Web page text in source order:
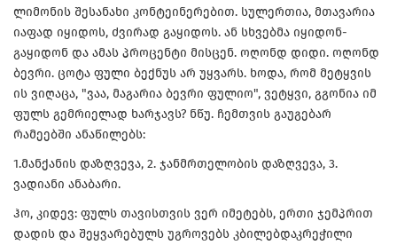
ლიმონის შესანახი კონტეინერებით. სულერთია, მთავარია
იაფად იყიდოს, ძვირად გაყიდოს. ან სხვებმა იყიდონ-
გაყიდონ და ამას პროცენტი მისცენ. ოღონდ დიდი. ოღონდ
ბევრი. ცოტა ფული ბექნუს არ უყვარს. ხოდა, რომ მეტყვის
ის ვიღაცა, "ვაა, მაგარია ბევრი ფულიო", ვეტყვი, გგონია იმ
ფულს გემრიელად ხარჯავს? ნწუ. ჩემთვის გაუგებარ
რამეებში ანაწილებს:
1.მანქანის დაზღვევა, 2. ჯანმრთელობის დაზღვევა, 3.
ვადიანი ანაბარი.
ჰო, კიდევ: ფულს თავისთვის ვერ იმეტებს, ერთი ჯემპრით
დადის და შეყვარებულს უგროვებს კბილებდაკრეჭილი